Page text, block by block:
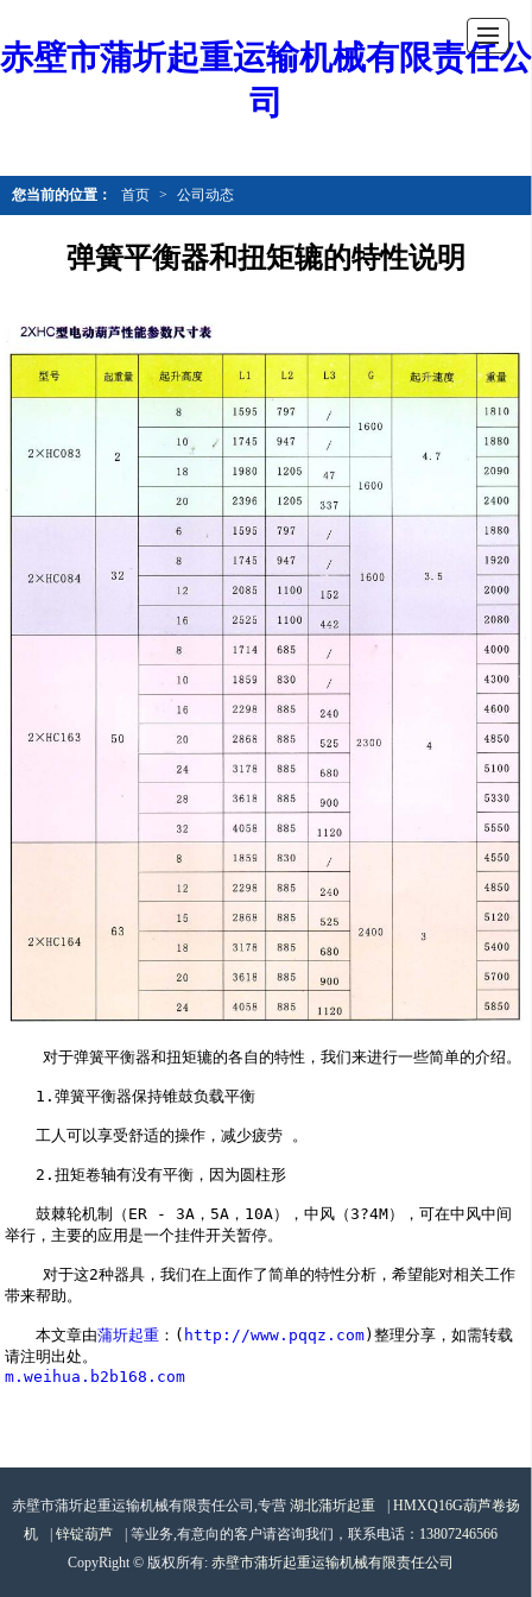
赤壁市蒲圻起重运输机械有限责任公
司
您当前的位置： 首页 > 公司动态
弹簧平衡器和扭矩辘的特性说明
对于弹簧平衡器和扭矩辘的各自的特性，我们来进行一些简单的介绍。
1.弹簧平衡器保持锥鼓负载平衡
工人可以享受舒适的操作，减少疲劳 。
2.扭矩卷轴有没有平衡，因为圆柱形
鼓棘轮机制（ER - 3A，5A，10A），中风（3?4M），可在中风中间
举行，主要的应用是一个挂件开关暂停。
对于这2种器具，我们在上面作了简单的特性分析，希望能对相关工作
带来帮助。
本文章由蒲圻起重 ：( http://www.pqqz.com)整理分享，如需转载
请注明出处。
m.weihua.b2b168.com
赤壁市蒲圻起重运输机械有限责任公司,专营 湖北蒲圻起重
HMXQ16G葫芦卷扬
机
锌锭葫芦 | 等业务,有意向的客户请咨询我们，联系电话： 13807246566
CopyRight © 版权所有: 赤壁市蒲圻起重运输机械有限责任公司